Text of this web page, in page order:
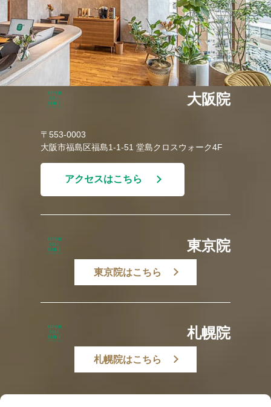
大阪院
〒553-0003
大阪市福島区福島1-1-51 堂島クロスウォーク4F
アクセスはこちら
東京院
東京院はこちら
札幌院
札幌院はこちら